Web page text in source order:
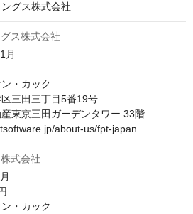
グス株式会社
ス株式会社
月
・カック
三田三丁目5番19号
ガーデンタワー 33階
about-us/fpt-japan
式会社
・カック